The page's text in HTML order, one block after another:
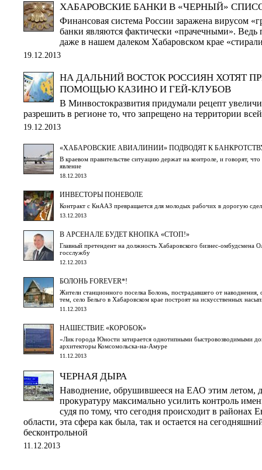
ХАБАРОВСКИЕ БАНКИ В «ЧЕРНЫЙ»
Финансовая система России заражена вирусом
банки являются фактически «прачечными». Ведь
даже в нашем далеком Хабаровском крае
19.12.2013
НА ДАЛЬНИЙ ВОСТОК РОССИЯН ХОТЯТ
ПОМОЩЬЮ КАЗИНО И ГЕЙ-КЛУБОВ
В Минвостокразвития придумали рецепт
разрешить в регионе то, что запрещено на территории
19.12.2013
«ХАБАРОВСКИЕ АВИАЛИНИИ» ПОДВОДЯТ К
В краевом правительстве ситуацию держат на контроле, и говорят,
явление
18.12.2013
ИНВЕСТОРЫ ПОНЕВОЛЕ
Контракт с КнААЗ превращается для молодых рабочих в дорогую
13.12.2013
В АРСЕНАЛЕ БУДЕТ КНОПКА «СТОП!»
Главный претендент на должность Хабаровского бизнес-омбудсмена
госслужбу
12.12.2013
БОЛОНЬ FOREVER*!
Жители станционного поселка Болонь, пострадавшего от
тем, село Бельго в Хабаровском крае построят на искусственных
11.12.2013
НАШЕСТВИЕ «КОРОБОК»
«Лик города Юности затирается однотипными быстровозводимыми
архитекторы Комсомольска-на-Амуре
11.12.2013
ЧЕРНАЯ ДЫРА
Наводнение, обрушившееся на ЕАО этим летом,
прокуратуру максимально усилить контроль
судя по тому, что сегодня происходит в районах
области, эта сфера как была, так и остается на
бесконтрольной
11.12.2013